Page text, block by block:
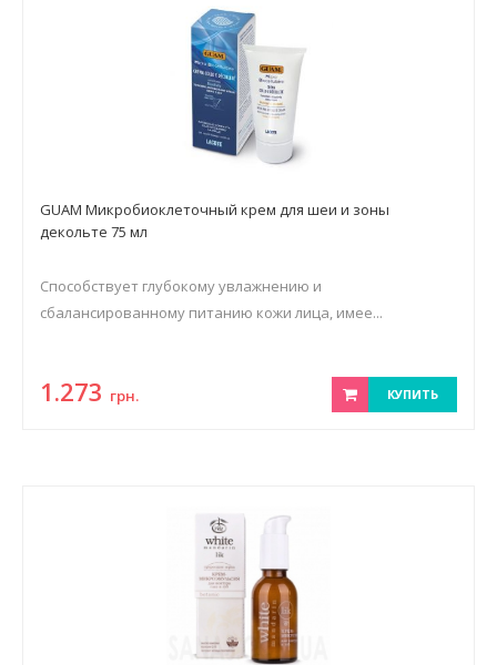
GUAM Микробиоклеточный крем для шеи и зоны
декольте 75 мл
Способствует глубокому увлажнению и
сбалансированному питанию кожи лица, имее...
1.273 грн. КУПИТЬ